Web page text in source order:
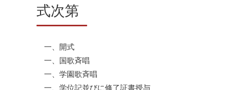
式次第
一、開式
一、国歌斉唱
一、学園歌斉唱
一、学位記並びに修了証書授与